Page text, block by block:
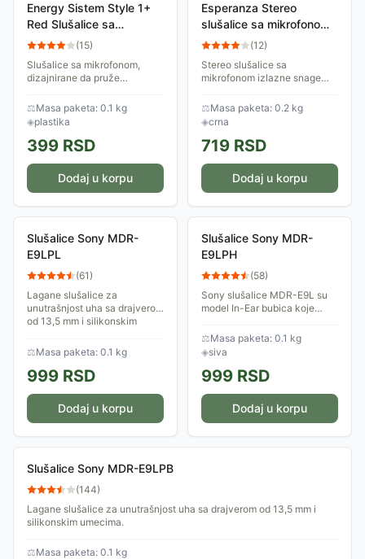
Energy Sistem Style 1+
Red Slušalice sa
mikrofonom crvene
(15)
Slušalice sa mikrofonom,
dizajnirane da pruže
dobar zvuk. Odlikuju se
modernim dizajnom, a
povezuju se sa tvojim
uređajem...
⚖Masa paketa: 0.1 kg
◈plastika
399 RSD
Dodaj u korpu
Esperanza Stereo
slušalice sa mikrofonom
EGH202K(12)
Stereo slušalice sa
mikrofonom izlazne snage
Imaju konektor od 3,5 mm i
crne su boje.
⚖Masa paketa: 0.2 kg
◈crna
719 RSD
Dodaj u korpu
Slušalice Sony MDR-
E9LPL
(61)
Lagane slušalice za
unutrašnjost uha sa drajverom
od 13,5 mm i silikonskim
drajvera za dubok bas i jasne
visoke tonove.
⚖Masa paketa: 0.1 kg
999 RSD
Dodaj u korpu
Slušalice Sony MDR-
E9LPH
(58)
Sony slušalice MDR-E9L su
model In-Ear bubica koje
kompaktnom i udobnom
dizajnu. Sa drajverom od 13,5
mm i silikonskim...
⚖Masa paketa: 0.1 kg
◈siva
999 RSD
Dodaj u korpu
Slušalice Sony MDR-E9LPB
(144)
Lagane slušalice za unutrašnjost uha sa drajverom od 13,5 mm i
silikonskim umecima.
⚖Masa paketa: 0.1 kg